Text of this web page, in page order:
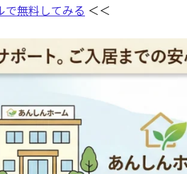
で無料してみる ＜＜